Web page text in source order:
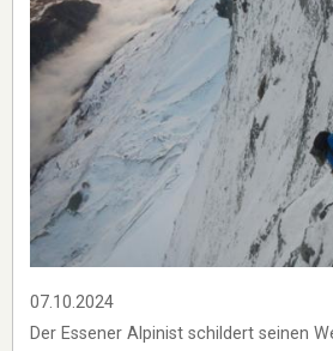
07.10.2024
Der Essener Alpinist schildert seinen